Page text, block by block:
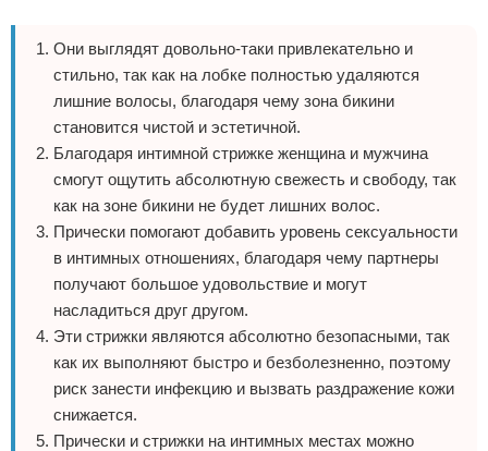
Они выглядят довольно-таки привлекательно и
стильно, так как на лобке полностью удаляются
лишние волосы, благодаря чему зона бикини
становится чистой и эстетичной.
Благодаря интимной стрижке женщина и мужчина
смогут ощутить абсолютную свежесть и свободу, так
как на зоне бикини не будет лишних волос.
Прически помогают добавить уровень сексуальности
в интимных отношениях, благодаря чему партнеры
получают большое удовольствие и могут
насладиться друг другом.
Эти стрижки являются абсолютно безопасными, так
как их выполняют быстро и безболезненно, поэтому
риск занести инфекцию и вызвать раздражение кожи
снижается.
Прически и стрижки на интимных местах можно